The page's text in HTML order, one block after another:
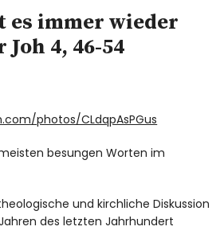
Facebook
pinterest
flickr
es immer wieder
4, 46-54
photos/CLdqpAsPGus
besungen Worten im
und kirchliche Diskussion
des letzten Jahrhundert